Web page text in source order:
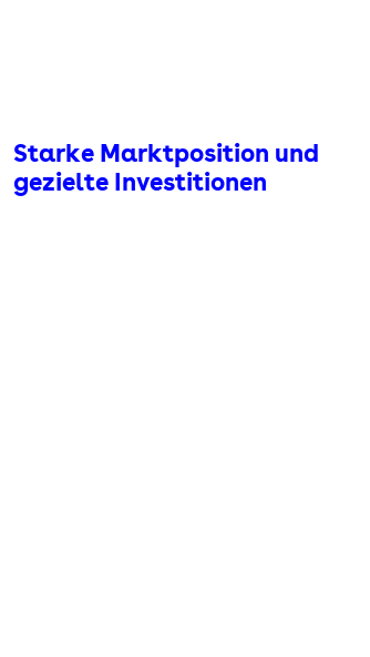
Starke Marktposition und
gezielte Investitionen